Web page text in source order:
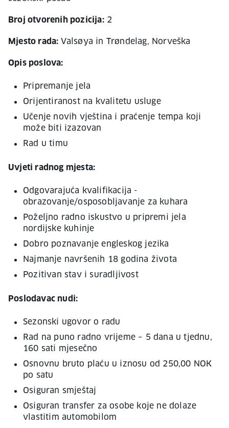
Broj otvorenih pozicija:2
Mjesto rada: Valsøya in Trøndelag, Norveška
Opis poslova:
Pripremanje jela
Orijentiranost na kvalitetu usluge
Učenje novih vještina i praćenje tempa koji
može biti izazovan
Rad u timu
Uvjeti radnog mjesta:
Odgovarajuća kvalifikacija -
obrazovanje/osposobljavanje za kuhara
Poželjno radno iskustvo u pripremi jela
nordijske kuhinje
Dobro poznavanje engleskog jezika
Najmanje navršenih 18 godina života
Pozitivan stav i suradljivost
Poslodavac nudi:
Sezonski ugovor o radu
Rad na puno radno vrijeme – 5 dana u tjednu,
160 sati mjesečno
Osnovnu bruto plaću u iznosu od 250,00 NOK
po satu
Osiguran smještaj
Osiguran transfer za osobe koje ne dolaze
vlastitim automobilom